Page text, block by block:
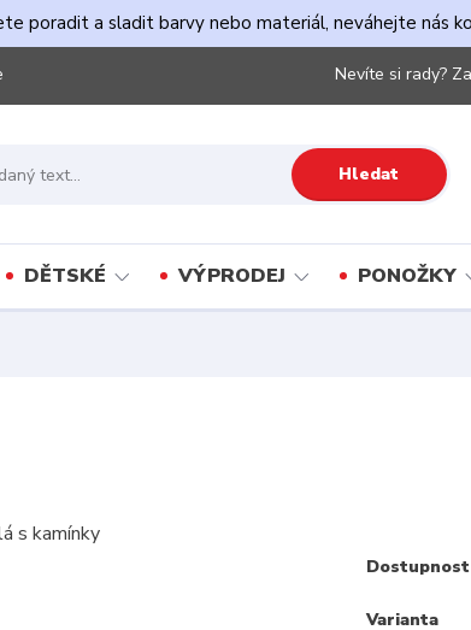
poradit a sladit barvy nebo materiál, neváhejte nás
Hledat
Nevíte si rady?
DĚTSKÉ VÝPRODEJ PONOŽKY
Dostupnost
Varianta